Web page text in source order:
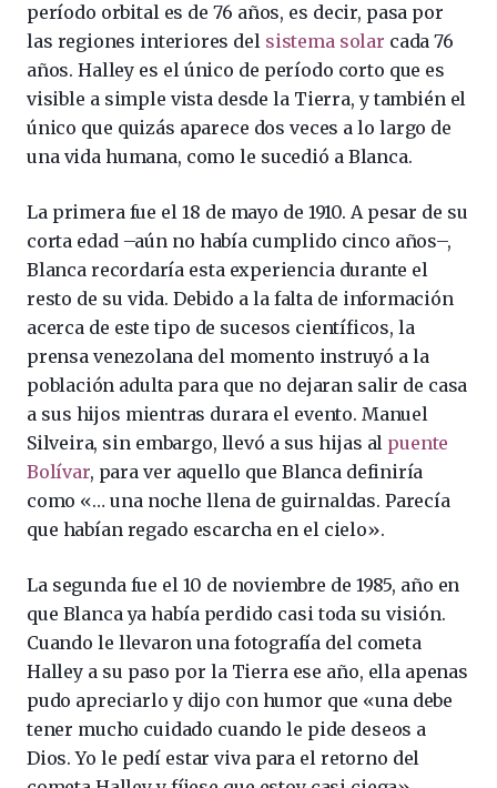
período orbital es de 76 años, es decir, pasa por
las regiones interiores del sistema solar cada 76
años. Halley es el único de período corto que es
visible a simple vista desde la Tierra, y también el
único que quizás aparece dos veces a lo largo de
una vida humana, como le sucedió a Blanca.
La primera fue el 18 de mayo de 1910. A pesar de su
corta edad –aún no había cumplido cinco años–,
Blanca recordaría esta experiencia durante el
resto de su vida. Debido a la falta de información
acerca de este tipo de sucesos científicos, la
prensa venezolana del momento instruyó a la
población adulta para que no dejaran salir de casa
a sus hijos mientras durara el evento. Manuel
Silveira, sin embargo, llevó a sus hijas al puente
Bolívar, para ver aquello que Blanca definiría
como «… una noche llena de guirnaldas. Parecía
que habían regado escarcha en el cielo».​
La segunda fue el 10 de noviembre de 1985, año en
que Blanca ya había perdido casi toda su visión.
Cuando le llevaron una fotografía del cometa
Halley a su paso por la Tierra ese año, ella apenas
pudo apreciarlo y dijo con humor que «una debe
tener mucho cuidado cuando le pide deseos a
Dios. Yo le pedí estar viva para el retorno del